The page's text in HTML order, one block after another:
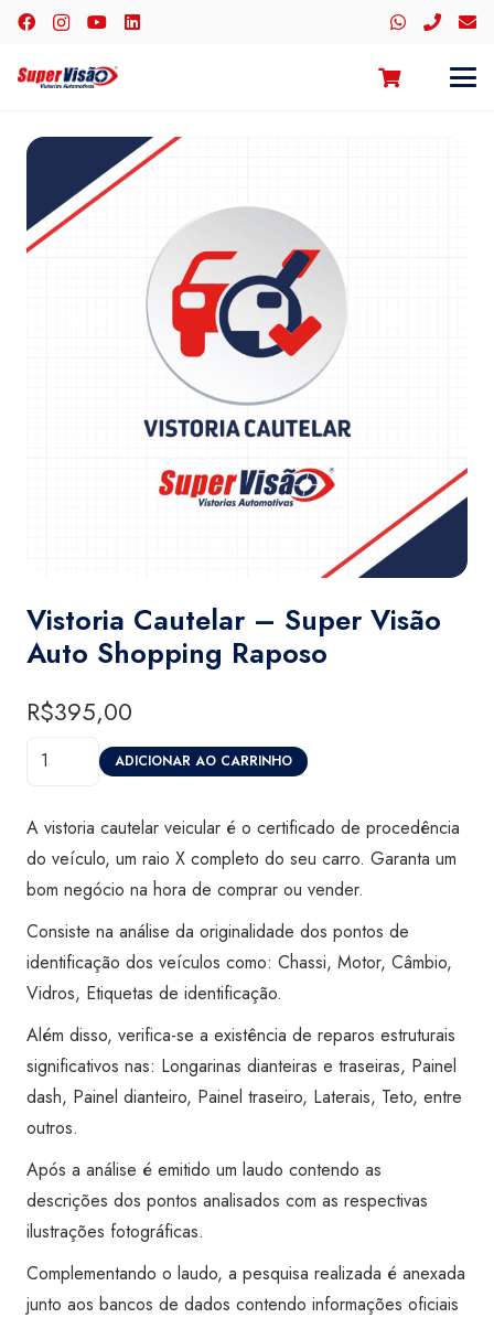
Vistoria Cautelar – Super Visão
Auto Shopping Raposo
R$395,00
Vistoria
Super
Visão
Shopping
Raposo
quantidade
ADICIONAR AO CARRINHO
A vistoria cautelar veicular é o certificado de procedência
do veículo, um raio X completo do seu carro. Garanta um
bom negócio na hora de comprar ou vender.
Consiste na análise da originalidade dos pontos de
identificação dos veículos como: Chassi, Motor, Câmbio,
Vidros, Etiquetas de identificação.
Além disso, verifica-se a existência de reparos estruturais
significativos nas: Longarinas dianteiras e traseiras, Painel
dash, Painel dianteiro, Painel traseiro, Laterais, Teto, entre
outros.
Após a análise é emitido um laudo contendo as
descrições dos pontos analisados com as respectivas
ilustrações fotográficas.
Complementando o laudo, a pesquisa realizada é anexada
junto aos bancos de dados contendo informações oficiais